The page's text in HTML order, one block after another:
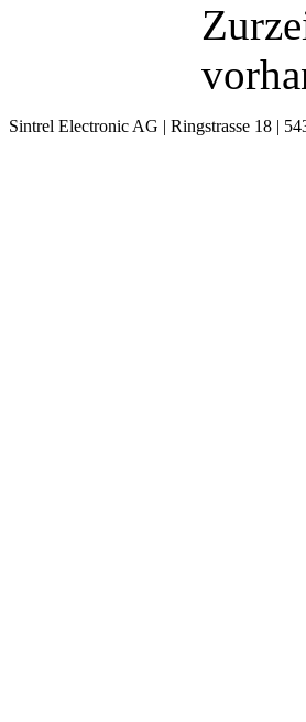
Sintrel Electronic AG | Ringstrasse 18 |